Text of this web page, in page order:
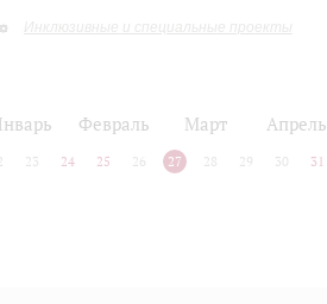
Инклюзивные и специальные проекты
Февраль Март Апрель
23 24 25 26 27 28 29 30 31